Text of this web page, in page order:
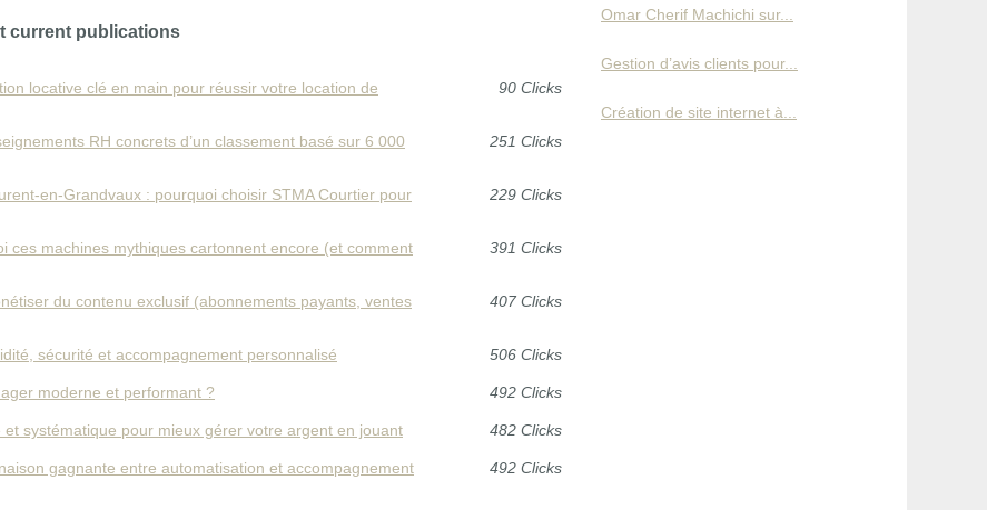
current publications
locative clé en main pour réussir votre location de
90 Clicks
RH concrets d’un classement basé sur 6 000
251 Clicks
: pourquoi choisir STMA Courtier pour
229 Clicks
ces machines mythiques cartonnent encore (et comment
391 Clicks
du contenu exclusif (abonnements payants, ventes
407 Clicks
sécurité et accompagnement personnalisé 506 Clicks
moderne et performant ? 492 Clicks
systématique pour mieux gérer votre argent en jouant 482 Clicks
gagnante entre automatisation et accompagnement
492 Clicks
Omar Cherif Machichi sur...
Gestion d’avis clients pour...
Création de site internet à...